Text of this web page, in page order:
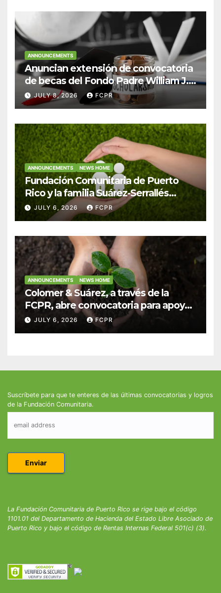
ANNOUNCEMENTS
Anuncian extensión de convocatoria
de becas del Fondo Padre William J.
Hendricks, SJ para estudiantes del
Colegio San Ignacio
JULY 8, 2026 FCPR
ANNOUNCEMENTS NEWS HOME
Fundación Comunitaria de Puerto
Rico y la familia Suárez-Serrallés
anuncian convocatoria para
fortalecer hogares y albergues
JULY 6, 2026 FCPR
ANNOUNCEMENTS NEWS HOME
Colomer & Suárez, a través de la
FCPR, abre convocatoria para apoyar
proyectos de seguridad alimentaria
JULY 6, 2026 FCPR
Suscríbete para que te enteres de las últimas convocatorias y logros
de la Fundación Comunitaria.
La Fundación Comunitaria de Puerto Rico se rige bajo el código
1101.01 del Departamento de Hacienda del Estado Libre Asociado de
Puerto Rico y bajo el código de Rentas Internas Federal 501(c) (3).